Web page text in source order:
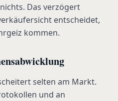
Das verzögert
entscheidet,
kommen.
selten am Markt.
und an